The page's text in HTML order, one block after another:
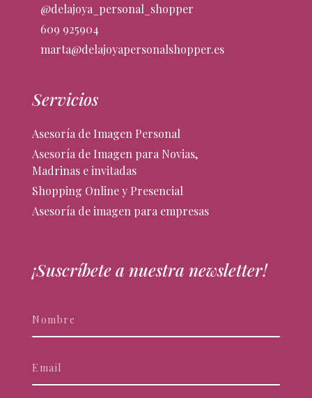
@delajoya_personal_shopper
609 925904
marta@delajoyapersonalshopper.es
Servicios
Asesoría de Imagen Personal
Asesoría de Imagen para Novias,
Madrinas e invitadas
Shopping Online y Presencial
Asesoría de imagen para empresas
¡Suscríbete a nuestra newsletter!
eres
deja